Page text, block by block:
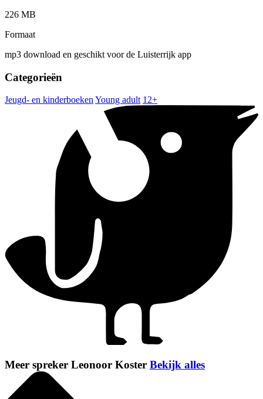
226 MB
Formaat
mp3 download en geschikt voor de Luisterrijk app
Categorieën
Jeugd- en kinderboeken Young adult 12+
Meer spreker Leonoor Koster Bekijk alles